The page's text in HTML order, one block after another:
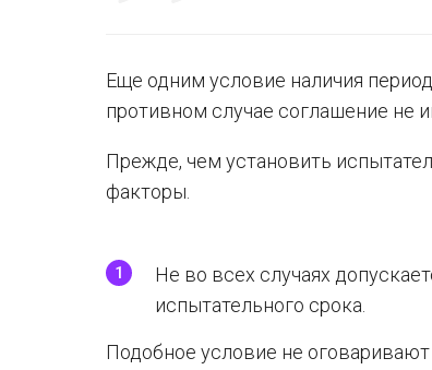
Еще одним условие наличия
противном случае соглашение не
Прежде, чем установить
факторы.
Не во всех случаях
испытательного срока.
Подобное условие не